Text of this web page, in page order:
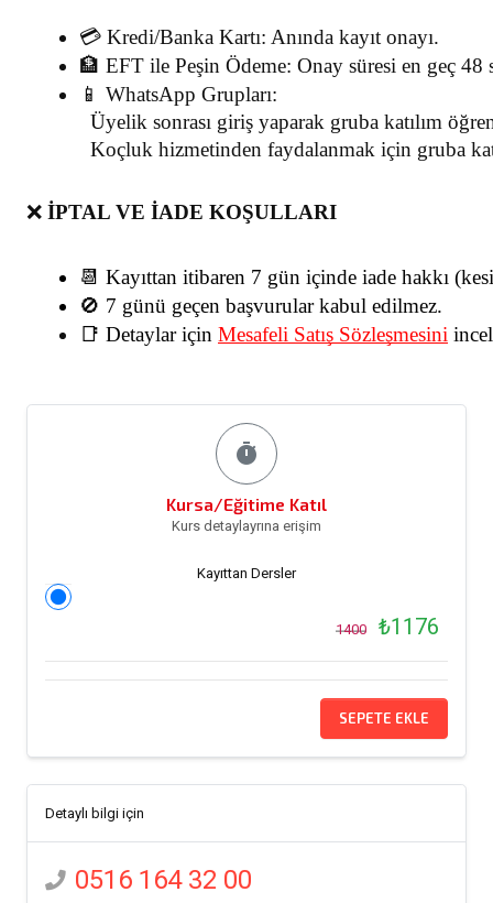
💳 Kredi/Banka Kartı: Anında kayıt onayı.
🏦 EFT ile Peşin Ödeme: Onay süresi en geç 48
📱 WhatsApp Grupları:
Üyelik sonrası giriş yaparak gruba katılım
Koçluk hizmetinden faydalanmak için gruba
❌ İPTAL VE İADE KOŞULLARI
📆 Kayıttan itibaren 7 gün içinde iade hakkı
🚫 7 günü geçen başvurular kabul edilmez.
📑 Detaylar için Mesafeli Satış Sözleşmesini
timer
Kursa/Eğitime Katıl
Kurs detaylayrına erişim
Kayıttan Dersler
1400 ₺1176
SEPETE EKLE
Detaylı bilgi için
0516 164 32 00